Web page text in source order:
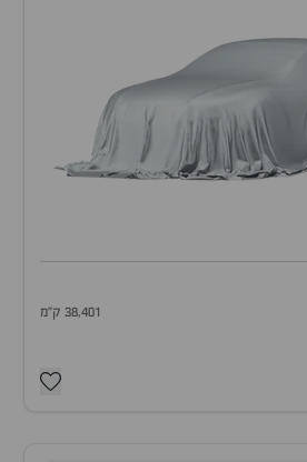
38,401 ק"מ